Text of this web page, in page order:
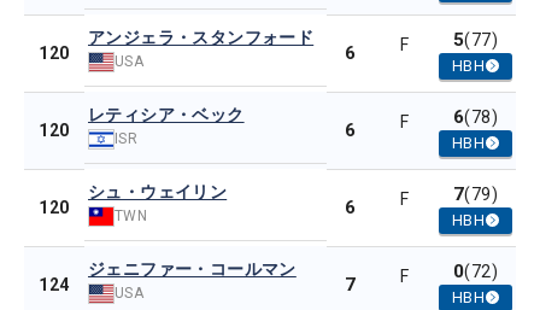
120
アンジェラ・スタンフォード
USA 6 F 5(77)
HBH
120
レティシア・ベック
ISR 6 F 6(78)
HBH
120
シュ・ウェイリン
TWN 6 F 7(79)
HBH
124
ジェニファー・コールマン
USA 7 F 0(72)
HBH